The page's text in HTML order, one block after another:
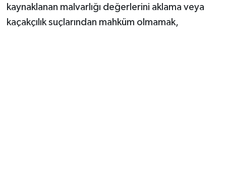
kaynaklanan malvarlığı değerlerini aklama veya
kaçakçılık suçlarından mahküm olmamak,